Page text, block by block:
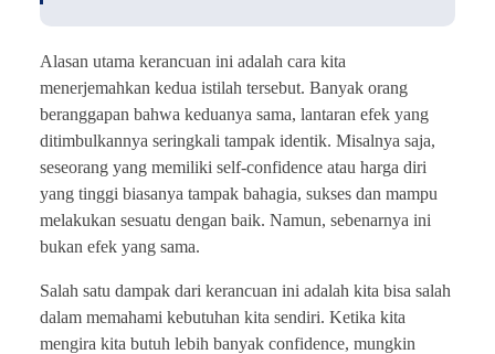
Alasan utama kerancuan ini adalah cara kita
menerjemahkan kedua istilah tersebut. Banyak orang
beranggapan bahwa keduanya sama, lantaran efek yang
ditimbulkannya seringkali tampak identik. Misalnya saja,
seseorang yang memiliki self-confidence atau harga diri
yang tinggi biasanya tampak bahagia, sukses dan mampu
melakukan sesuatu dengan baik. Namun, sebenarnya ini
bukan efek yang sama.
Salah satu dampak dari kerancuan ini adalah kita bisa salah
dalam memahami kebutuhan kita sendiri. Ketika kita
mengira kita butuh lebih banyak confidence, mungkin